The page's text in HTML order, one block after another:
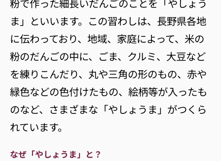
粉で作った細長いだんごのことを「やしょう
ま」といいます。この習わしは、長野県各地
に伝わっており、地域、家庭によって、米の
粉のだんごの中に、ごま、クルミ、大豆など
を練りこんだり、丸や三角の形のもの、赤や
緑色などの色付けたもの、絵柄等が入ったも
のなど、さまざまな「やしょうま」がつくら
れています。
なぜ「やしょうま」と？